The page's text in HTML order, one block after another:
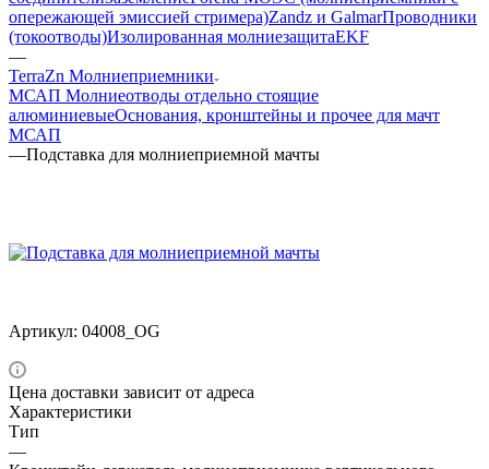
опережающей эмиссией стримера)Zandz и GalmarПроводники
(токоотводы)Изолированная молниезащитаEKF
—
TerraZn Молниеприемники
МСАП Молниеотводы отдельно стоящие
алюминиевыеОснования, кронштейны и прочее для мачт
МСАП
—Подставка для молниеприемной мачты
Артикул: 04008_OG
Цена доставки зависит от адреса
Характеристики
Тип
—